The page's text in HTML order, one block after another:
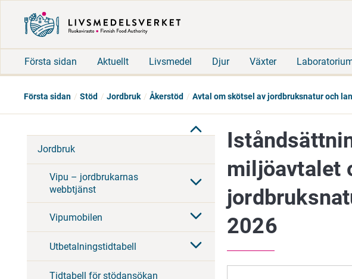
Första sidan Aktuellt Livsmedel Djur Växter
Första sidan Stöd Jordbruk Åkerstöd Avtal om skötsel av jordbruksnatur och
Jordbruk
Vipu – jordbrukarnas
webbtjänst
Vipumobilen
Utbetalningstidtabell
Tidtabell för stödansökan
miljöavtalet
2026